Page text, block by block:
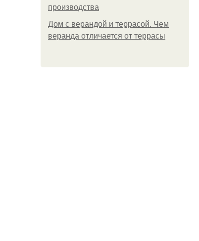
производства
Дом с верандой и террасой. Чем
веранда отличается от террасы